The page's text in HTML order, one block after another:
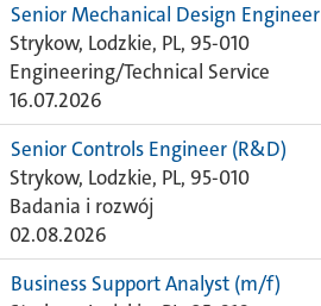
Senior Mechanical Design Engineer
Strykow, Lodzkie, PL, 95-010
Engineering/Technical Service
16.07.2026
Senior Controls Engineer (R&D)
Strykow, Lodzkie, PL, 95-010
Badania i rozwój
02.08.2026
Business Support Analyst (m/f)